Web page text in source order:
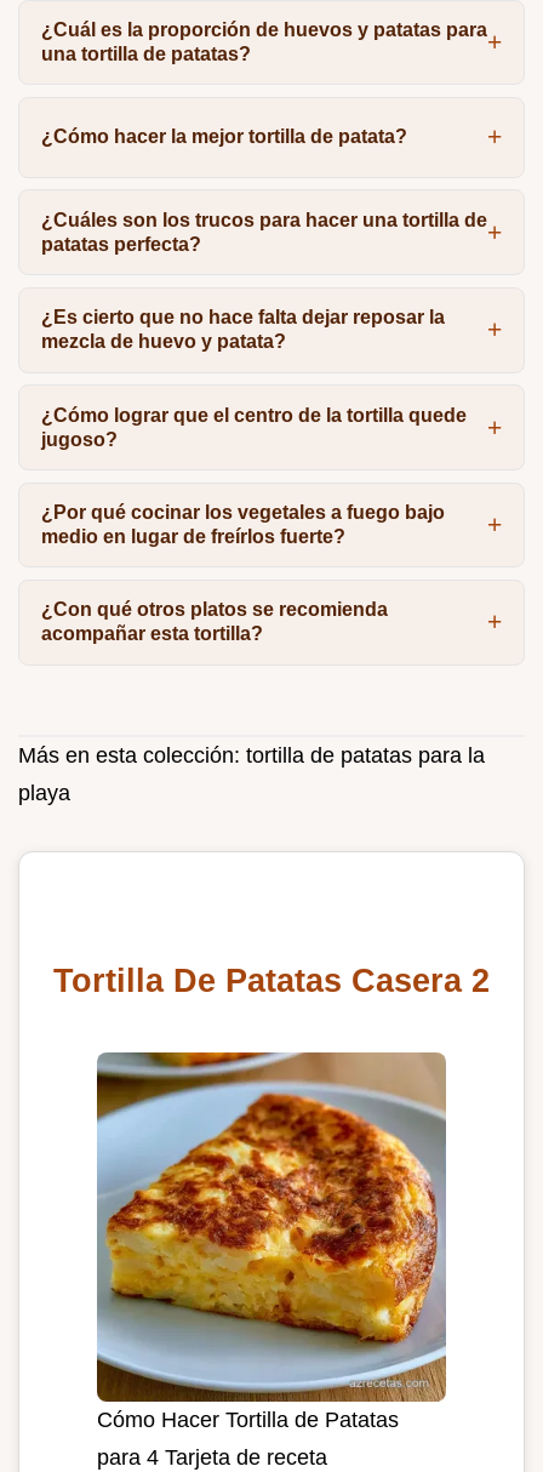
¿Cuál es la proporción de huevos y patatas para
una tortilla de patatas?
¿Cómo hacer la mejor tortilla de patata?
¿Cuáles son los trucos para hacer una tortilla de
patatas perfecta?
¿Es cierto que no hace falta dejar reposar la
mezcla de huevo y patata?
¿Cómo lograr que el centro de la tortilla quede
jugoso?
¿Por qué cocinar los vegetales a fuego bajo
medio en lugar de freírlos fuerte?
¿Con qué otros platos se recomienda
acompañar esta tortilla?
Más en esta colección: tortilla de patatas para la
playa
Tortilla De Patatas Casera 2
Cómo Hacer Tortilla de Patatas
para 4 Tarjeta de receta